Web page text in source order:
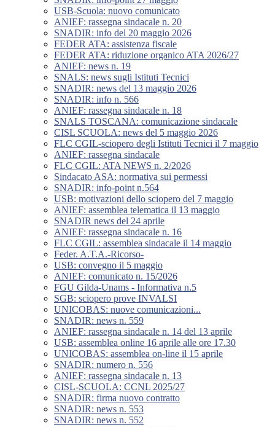
USB-Scuola: nuovo comunicato
ANIEF: rassegna sindacale n. 20
SNADIR: info del 20 maggio 2026
FEDER ATA: assistenza fiscale
FEDER ATA: riduzione organico ATA 2026/27
ANIEF: news n. 19
SNALS: news sugli Istituti Tecnici
SNADIR: news del 13 maggio 2026
SNADIR: info n. 566
ANIEF: rassegna sindacale n. 18
SNALS TOSCANA: comunicazione sindacale
CISL SCUOLA: news del 5 maggio 2026
FLC CGIL-sciopero degli Istituti Tecnici il 7 maggio
ANIEF: rassegna sindacale
FLC CGIL: ATA NEWS n. 2/2026
Sindacato ASA: normativa sui permessi
SNADIR: info-point n.564
USB: motivazioni dello sciopero del 7 maggio
ANIEF: assemblea telematica il 13 maggio
SNADIR news del 24 aprile
ANIEF: rassegna sindacale n. 16
FLC CGIL: assemblea sindacale il 14 maggio
Feder. A.T.A.-Ricorso-
USB: convegno il 5 maggio
ANIEF: comunicato n. 15/2026
FGU Gilda-Unams - Informativa n.5
SGB: sciopero prove INVALSI
UNICOBAS: nuove comunicazioni...
SNADIR: news n. 559
ANIEF: rassegna sindacale n. 14 del 13 aprile
USB: assemblea online 16 aprile alle ore 17.30
UNICOBAS: assemblea on-line il 15 aprile
SNADIR: numero n. 556
ANIEF: rassegna sindacale n. 13
CISL-SCUOLA: CCNL 2025/27
SNADIR: firma nuovo contratto
SNADIR: news n. 553
SNADIR: news n. 552